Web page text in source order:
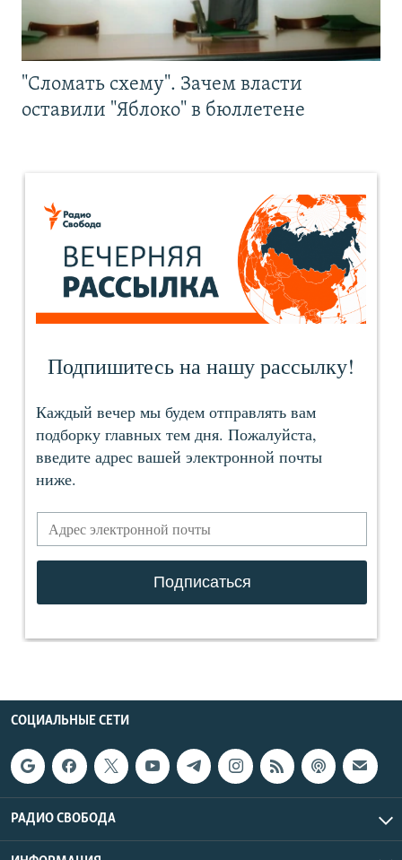
"Сломать схему". Зачем власти
оставили "Яблоко" в бюллетене
СОЦИАЛЬНЫЕ СЕТИ
РАДИО СВОБОДА